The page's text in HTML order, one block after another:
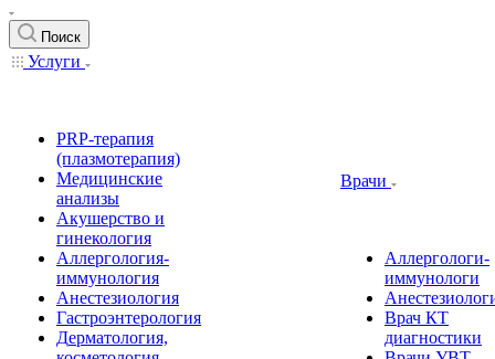
Поиск
Услуги
PRP-терапия
(плазмотерапия)
Медицинские
анализы
Акушерство и
гинекология
Аллергология-
иммунология
Анестезиология
Гастроэнтерология
Дерматология,
Врачи
Аллергологи-
иммунологи
Врач КТ
диагностики